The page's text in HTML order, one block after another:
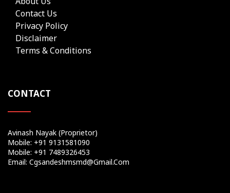
Contact Us
Privacy Policy
Disclaimer
Terms & Conditions
CONTACT
Avinash Nayak (Proprietor)
Mobile: +91 9131581090
Mobile: +91 7489326453
Email: Cgsandeshmsmd@gmail.com